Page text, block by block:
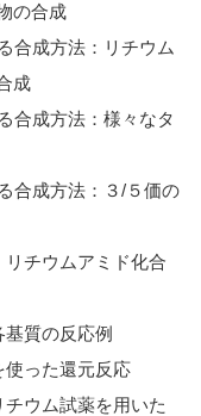
の合成
合成方法：リチウム
成
合成方法：様々なタ
合成方法：３/５価の
チウムアミド化合
基質の反応例
使った還元反応
ウム試薬を用いた